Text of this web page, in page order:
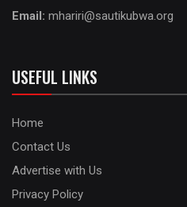
Email: mhariri@sautikubwa.org
USEFUL LINKS
Home
Contact Us
Advertise with Us
Privacy Policy